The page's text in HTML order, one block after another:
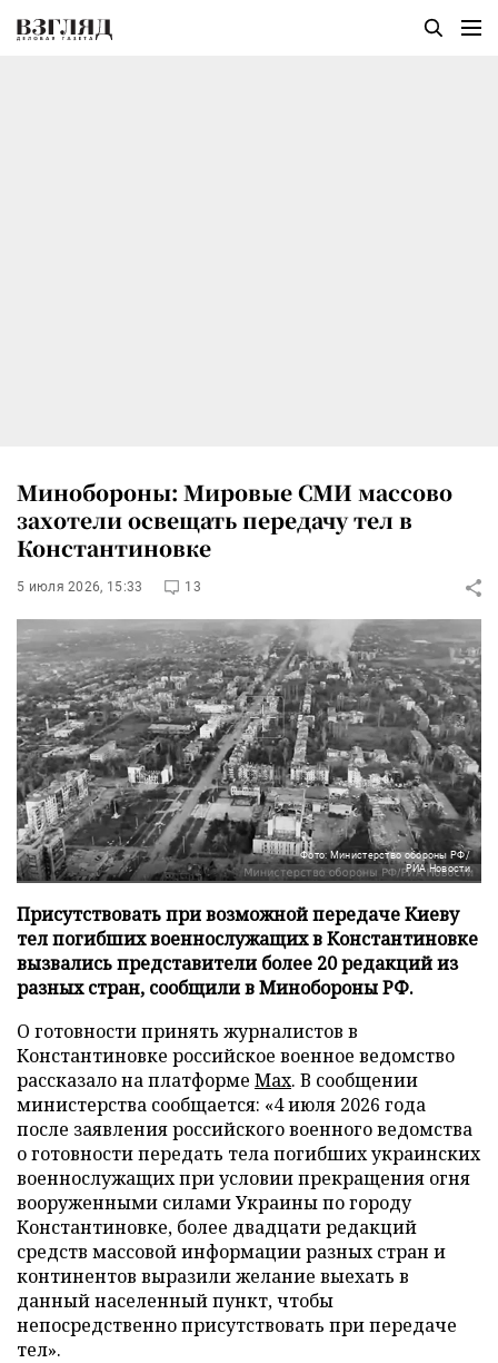
Минобороны: Мировые СМИ массово
захотели освещать передачу тел в
Константиновке
5 июля 2026, 15:33 13
Фото: Министерство обороны РФ/
РИА Новости
Присутствовать при возможной передаче Киеву
тел погибших военнослужащих в Константиновке
вызвались представители более 20 редакций из
разных стран, сообщили в Минобороны РФ.
О готовности принять журналистов в
Константиновке российское военное ведомство
рассказало на платформе Мах. В сообщении
министерства сообщается: «4 июля 2026 года
после заявления российского военного ведомства
о готовности передать тела погибших украинских
военнослужащих при условии прекращения огня
вооруженными силами Украины по городу
Константиновке, более двадцати редакций
средств массовой информации разных стран и
континентов выразили желание выехать в
данный населенный пункт, чтобы
непосредственно присутствовать при передаче
тел».